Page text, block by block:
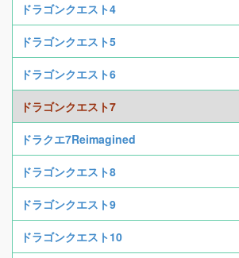
ドラゴンクエスト4
ドラゴンクエスト5
ドラゴンクエスト6
ドラゴンクエスト7
ドラクエ7Reimagined
ドラゴンクエスト8
ドラゴンクエスト9
ドラゴンクエスト10